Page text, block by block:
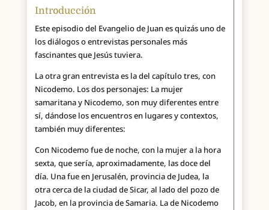
Introducción
Este episodio del Evangelio de Juan es quizás uno de
los diálogos o entrevistas personales más
fascinantes que Jesús tuviera.
La otra gran entrevista es la del capítulo tres, con
Nicodemo. Los dos personajes: La mujer
samaritana y Nicodemo, son muy diferentes entre
sí, dándose los encuentros en lugares y contextos,
también muy diferentes:
Con Nicodemo fue de noche, con la mujer a la hora
sexta, que sería, aproximadamente, las doce del
día. Una fue en Jerusalén, provincia de Judea, la
otra cerca de la ciudad de Sicar, al lado del pozo de
Jacob, en la provincia de Samaria. La de Nicodemo